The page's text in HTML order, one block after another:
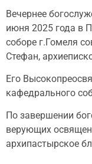
Вечернее
июня 2025 года в
соборе г.Гомеля
Стефан,
Его
кафедрального
По завершении
верующих
архипастырское